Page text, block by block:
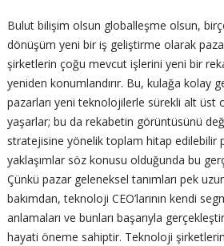
Bulut bilişim olsun globalleşme olsun,
dönüşüm yeni bir iş geliştirme olarak
şirketlerin çoğu mevcut işlerini yeni bir
yeniden konumlandırır. Bu, kulağa kolay
pazarları yeni teknolojilerle sürekli alt üst
yaşarlar; bu da rekabetin görüntüsünü
stratejisine yönelik toplam hitap edilebilir
yaklaşımlar söz konusu olduğunda bu
Çünkü pazar geleneksel tanımları pek
bakımdan, teknoloji CEO’larının kendi
anlamaları ve bunları başarıyla
hayati öneme sahiptir. Teknoloji